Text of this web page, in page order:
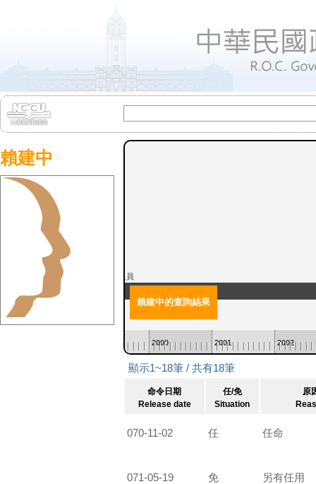
賴建中
2002
2001
2000
賴建中的查詢結果
任/薦任關務人員
顯示1~18筆 / 共有18筆
命令日期
Release date
任/免
Situation
原
070-11-02 任 任命
071-05-19 免 另有任用